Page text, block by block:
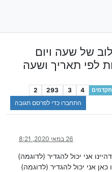
של שעה ויום
לפי תאריך ושעה
4
3
293
2
התחברו כדי לפרסם תגובה
26 במאי 2020, 8:21
אני יכול להגדיר (לדוגמה)
אני יכול להגדיר (לדוגמה)